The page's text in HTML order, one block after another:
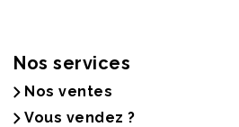
Nos services
Nos ventes
Vous vendez ?